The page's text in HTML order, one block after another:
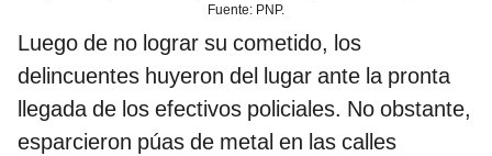
Fuente: PNP.
Luego de no lograr su cometido, los
delincuentes huyeron del lugar ante la pronta
llegada de los efectivos policiales. No obstante,
esparcieron púas de metal en las calles